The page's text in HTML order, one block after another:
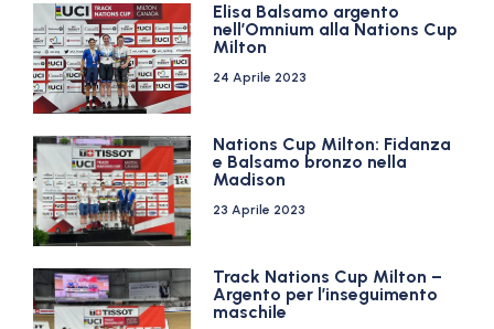
Elisa Balsamo argento
nell’Omnium alla Nations Cup
Milton
24 Aprile 2023
Nations Cup Milton: Fidanza
e Balsamo bronzo nella
Madison
23 Aprile 2023
Track Nations Cup Milton –
Argento per l’inseguimento
maschile